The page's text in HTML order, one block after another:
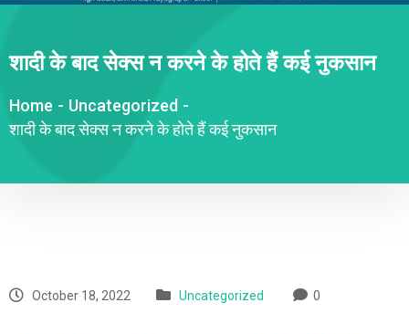
शादी के बाद सेक्स न करने के होते हैं कई नुकसान
Home - Uncategorized -
शादी के बाद सेक्स न करने के होते हैं कई नुकसान
October 18, 2022 Uncategorized 0